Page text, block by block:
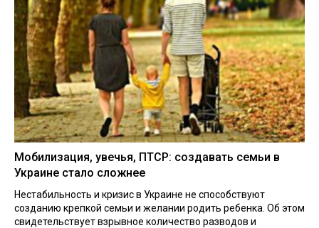
Мобилизация, увечья, ПТСР: создавать семьи в
Украине стало сложнее
Нестабильность и кризис в Украине не способствуют
созданию крепкой семьи и желании родить ребенка. Об этом
свидетельствует взрывное количество разводов и